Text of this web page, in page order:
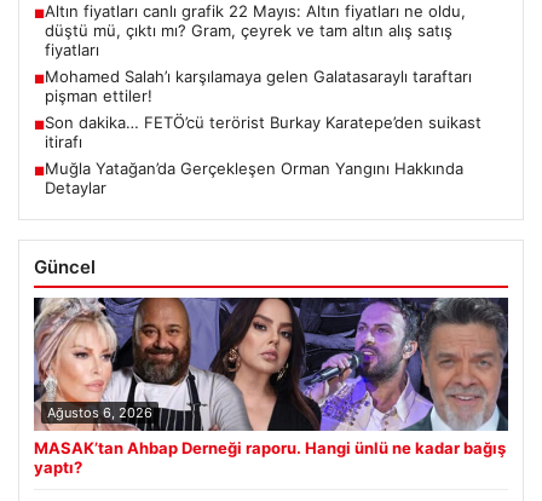
■Altın fiyatları canlı grafik 22 Mayıs: Altın fiyatları ne oldu,
düştü mü, çıktı mı? Gram, çeyrek ve tam altın alış satış
fiyatları
■Mohamed Salah’ı karşılamaya gelen Galatasaraylı taraftarı
pişman ettiler!
■Son dakika… FETÖ’cü terörist Burkay Karatepe’den suikast
itirafı
■Muğla Yatağan’da Gerçekleşen Orman Yangını Hakkında
Detaylar
Güncel
Ağustos 6, 2026
MASAK’tan Ahbap Derneği raporu. Hangi ünlü ne kadar bağış
yaptı?